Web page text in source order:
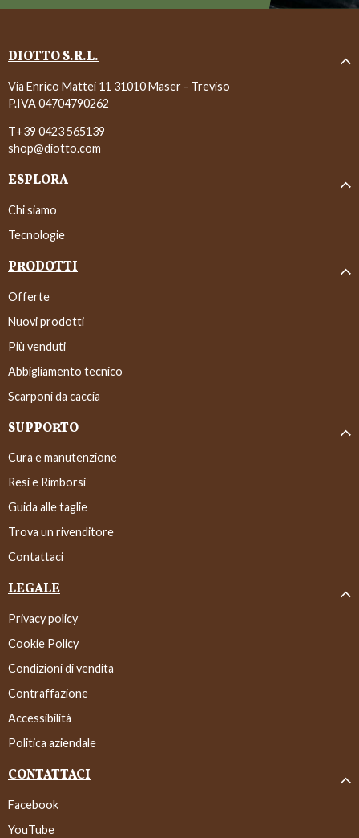
DIOTTO S.R.L.
Via Enrico Mattei 11 31010 Maser - Treviso
P.IVA 04704790262
T+39 0423 565139
shop@diotto.com
ESPLORA
Chi siamo
Tecnologie
PRODOTTI
Offerte
Nuovi prodotti
Più venduti
Abbigliamento tecnico
Scarponi da caccia
SUPPORTO
Cura e manutenzione
Resi e Rimborsi
Guida alle taglie
Trova un rivenditore
Contattaci
LEGALE
Privacy policy
Cookie Policy
Condizioni di vendita
Contraffazione
Accessibilità
Politica aziendale
CONTATTACI
Facebook
YouTube